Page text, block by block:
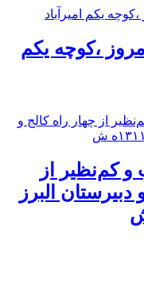
،کوچه یکم
کم‌نظیر از
دبيرستان البرز